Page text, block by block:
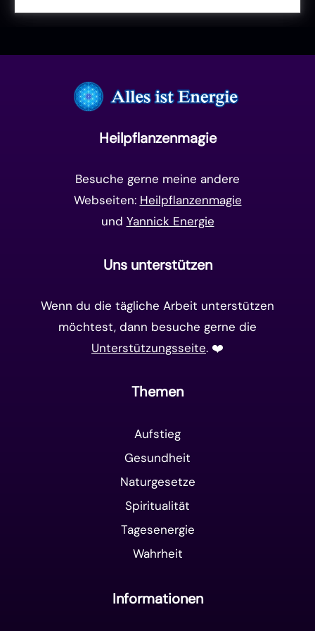
Unterbewusstsein
Heilpflanzenmagie
Besuche gerne meine andere
Webseiten: Heilpflanzenmagie
und Yannick Energie
Uns unterstützen
Wenn du die tägliche Arbeit unterstützen
möchtest, dann besuche gerne die
Unterstützungsseite. ❤️️
Themen
Aufstieg
Gesundheit
Naturgesetze
Spiritualität
Tagesenergie
Wahrheit
Informationen